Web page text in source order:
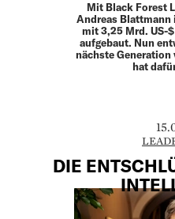
Mit Black Forest
Andreas Blattmann
mit 3,25 Mrd. US-
aufgebaut. Nun
nächste
hat
DIE